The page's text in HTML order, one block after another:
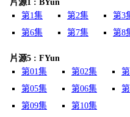
片源1 : BYun
第1集
第2集 第3
第6集
第7集 第8
片源5 : FYun
第01集
第02集
第05集
第06集
第09集
第10集